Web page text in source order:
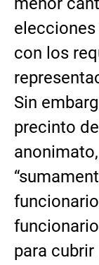
con los
Sin
precinto
para